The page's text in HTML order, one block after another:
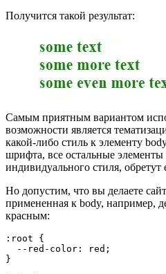
Получится такой результат:
Самым приятным вариантом
возможности является
какой-либо стиль к элементу
шрифта, все остальные
индивидуального стиля,
Но допустим, что вы делаете
примененная к body, например,
красным:
:root {
  --red-color: red;
}